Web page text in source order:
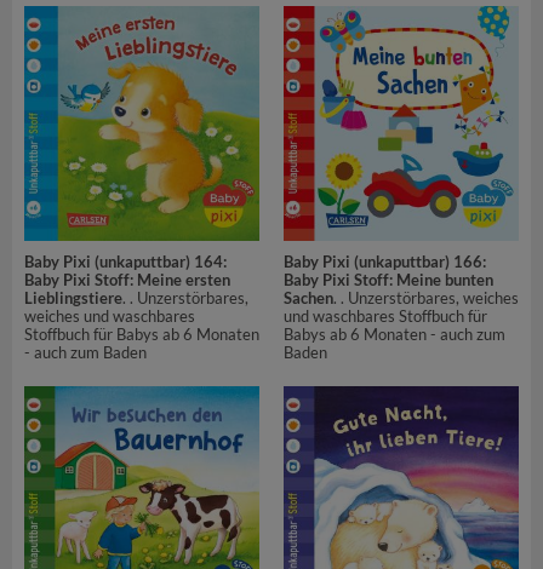
Baby Pixi (unkaputtbar) 164:
Baby Pixi Stoff: Meine ersten
Lieblingstiere. . Unzerstörbares,
weiches und waschbares
Stoffbuch für Babys ab 6 Monaten
- auch zum Baden
Baby Pixi (unkaputtbar) 166:
Baby Pixi Stoff: Meine bunten
Sachen. . Unzerstörbares, weiches
und waschbares Stoffbuch für
Babys ab 6 Monaten - auch zum
Baden